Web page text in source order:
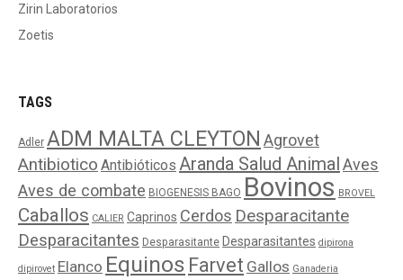
Zirin Laboratorios
Zoetis
TAGS
Adler ADM MALTA CLEYTON Agrovet
Antibiotico Antibióticos Aranda Salud AnimalAves
Aves de combate BIOGENESIS BAGO Bovinos BROVEL
Caballos CALIER Caprinos Cerdos Desparacitante
Desparacitantes Desparasitante Desparasitantes dipirona
dipirovet Elanco Equinos Farvet Gallos Ganaderia